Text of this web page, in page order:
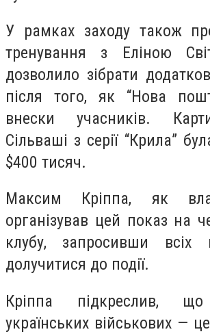
У рамках заходу також
тренування з Еліною
дозволило зібрати
після того, як “Нова
внески учасників.
Сільваші з серії “Крила”
$400 тисяч.
Максим Кріппа, як
організував цей показ на
клубу, запросивши всіх
долучитися до події.
Кріппа підкреслив, що
українських військових —